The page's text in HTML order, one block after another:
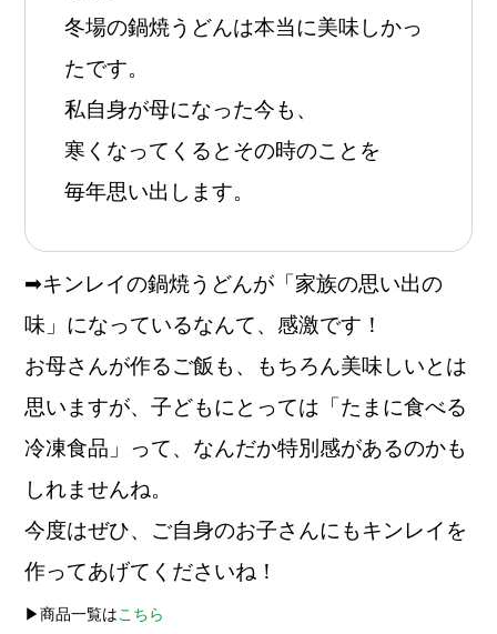
冬場の鍋焼うどんは本当に美味しかっ
たです。
私自身が母になった今も、
寒くなってくるとその時のことを
毎年思い出します。
➡キンレイの鍋焼うどんが「家族の思い出の
味」になっているなんて、感激です！
お母さんが作るご飯も、もちろん美味しいとは
思いますが、子どもにとっては「たまに食べる
冷凍食品」って、なんだか特別感があるのかも
しれませんね。
今度はぜひ、ご自身のお子さんにもキンレイを
作ってあげてくださいね！
▶︎商品一覧はこちら